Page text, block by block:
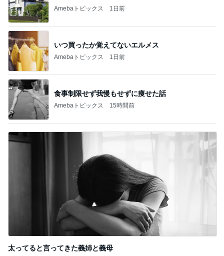
Amebaトピックス 1日前
いつ買ったか覚えてないエルメス
Amebaトピックス 1日前
食事制限せず我慢もせずに痩せた話
Amebaトピックス 15時間前
太ってると言ってきた義姉と義母